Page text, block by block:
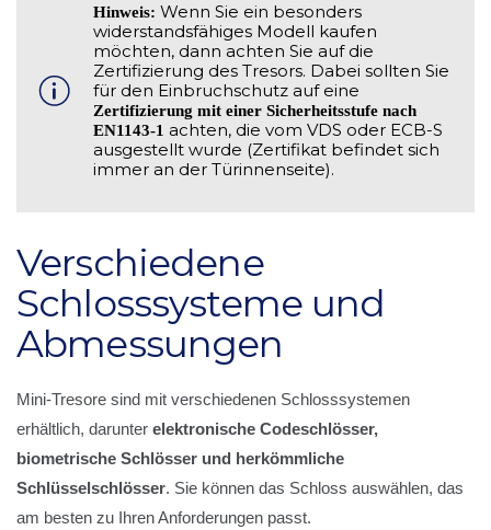
Hinweis: Wenn Sie ein besonders
widerstandsfähiges Modell kaufen
möchten, dann achten Sie auf die
Zertifizierung des Tresors. Dabei sollten Sie
für den Einbruchschutz auf eine
Zertifizierung mit einer Sicherheitsstufe nach
EN1143-1 achten, die vom VDS oder ECB-S
ausgestellt wurde (Zertifikat befindet sich
immer an der Türinnenseite).
Verschiedene
Schlosssysteme und
Abmessungen
Mini-Tresore sind mit verschiedenen Schlosssystemen
erhältlich, darunter elektronische Codeschlösser,
biometrische Schlösser und herkömmliche
Schlüsselschlösser. Sie können das Schloss auswählen, das
am besten zu Ihren Anforderungen passt.